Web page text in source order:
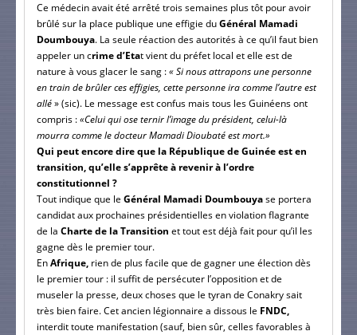
Ce médecin avait été arrêté trois semaines plus tôt pour avoir
brûlé sur la place publique une effigie duGénéral Mamadi
Doumbouya. La seule réaction des autorités à ce qu’il faut bien
appeler un crime d’Etat vient du préfet local et elle est de
nature à vous glacer le sang :« Si nous attrapons une personne
en train de brûler ces effigies, cette personne ira comme l’autre est
allé» (sic). Le message est confus mais tous les Guinéens ont
compris :«Celui qui ose ternir l’image du président, celui-là
mourra comme le docteur Mamadi Dioubaté est mort.»
Qui peut encore dire que la République de Guinée est en
transition, qu’elle s’apprête à revenir à l’ordre
constitutionnel ?
Tout indique que le Général Mamadi Doumbouyase portera
candidat aux prochaines présidentielles en violation flagrante
de la Charte de la Transition et tout est déjà fait pour qu’il les
gagne dès le premier tour.
EnAfrique, rien de plus facile que de gagner une élection dès
le premier tour : il suffit de persécuter l’opposition et de
museler la presse, deux choses que le tyran de Conakry sait
très bien faire. Cet ancien légionnaire a dissous le FNDC,
interdit toute manifestation (sauf, bien sûr, celles favorables à